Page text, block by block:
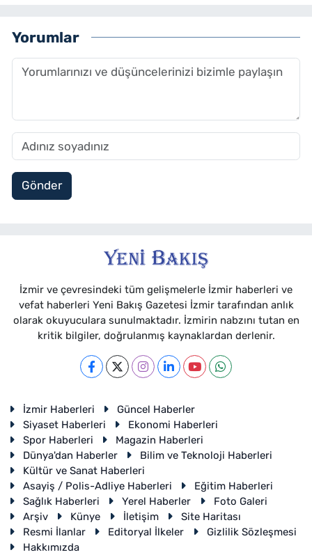
Yorumlar
Gönder
İzmir ve çevresindeki tüm gelişmelerle İzmir haberleri ve
vefat haberleri Yeni Bakış Gazetesi İzmir tarafından anlık
olarak okuyuculara sunulmaktadır. İzmirin nabzını tutan en
kritik bilgiler, doğrulanmış kaynaklardan derlenir.
İzmir Haberleri
Güncel Haberler
Siyaset Haberleri
Ekonomi Haberleri
Spor Haberleri
Magazin Haberleri
Dünya'dan Haberler
Bilim ve Teknoloji Haberleri
Kültür ve Sanat Haberleri
Asayiş / Polis-Adliye Haberleri
Eğitim Haberleri
Sağlık Haberleri
Yerel Haberler
Foto Galeri
Arşiv
Künye İletişim
Site Haritası
Resmi İlanlar
Editoryal İlkeler
Gizlilik Sözleşmesi
Hakkımızda